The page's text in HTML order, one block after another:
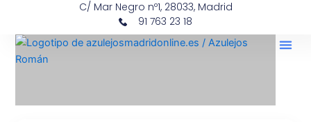
contenido
C/ Mar Negro nº1, 28033, Madrid
91 763 23 18